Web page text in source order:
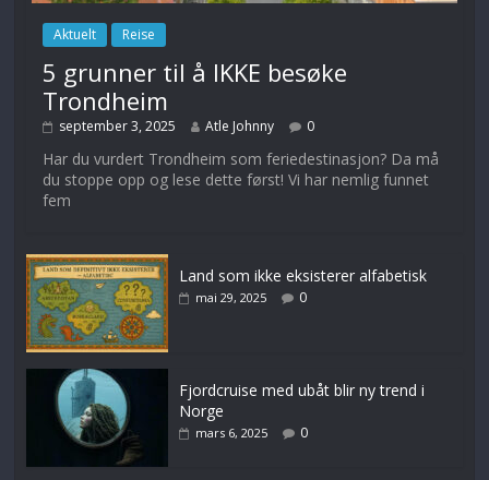
Aktuelt Reise
5 grunner til å IKKE besøke
Trondheim
september 3, 2025 Atle Johnny 0
Har du vurdert Trondheim som feriedestinasjon? Da må
du stoppe opp og lese dette først! Vi har nemlig funnet
fem
Land som ikke eksisterer alfabetisk
mai 29, 2025 0
Fjordcruise med ubåt blir ny trend i
Norge
mars 6, 2025 0